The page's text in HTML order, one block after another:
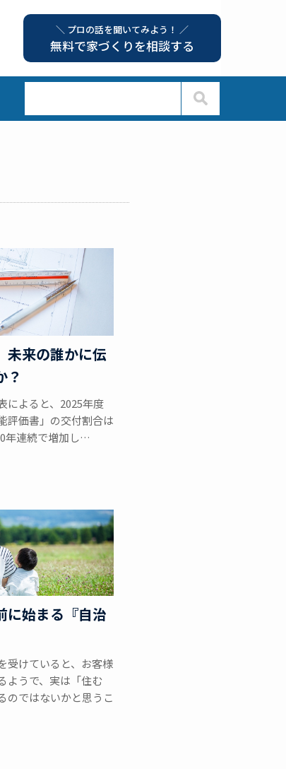
＼ プロの話を聞いてみよう！ ／
無料で家づくりを相談する
未来の誰かに伝
？
によると、2025年度
評価書」の交付割合は
年連続で増加し…
に始まる『自治
受けていると、お客様
ようで、実は「住む
のではないかと思うこ